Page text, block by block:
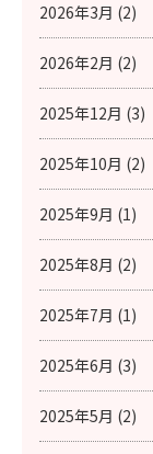
2026年3月 (2)
2026年2月 (2)
2025年12月 (3)
2025年10月 (2)
2025年9月 (1)
2025年8月 (2)
2025年7月 (1)
2025年6月 (3)
2025年5月 (2)